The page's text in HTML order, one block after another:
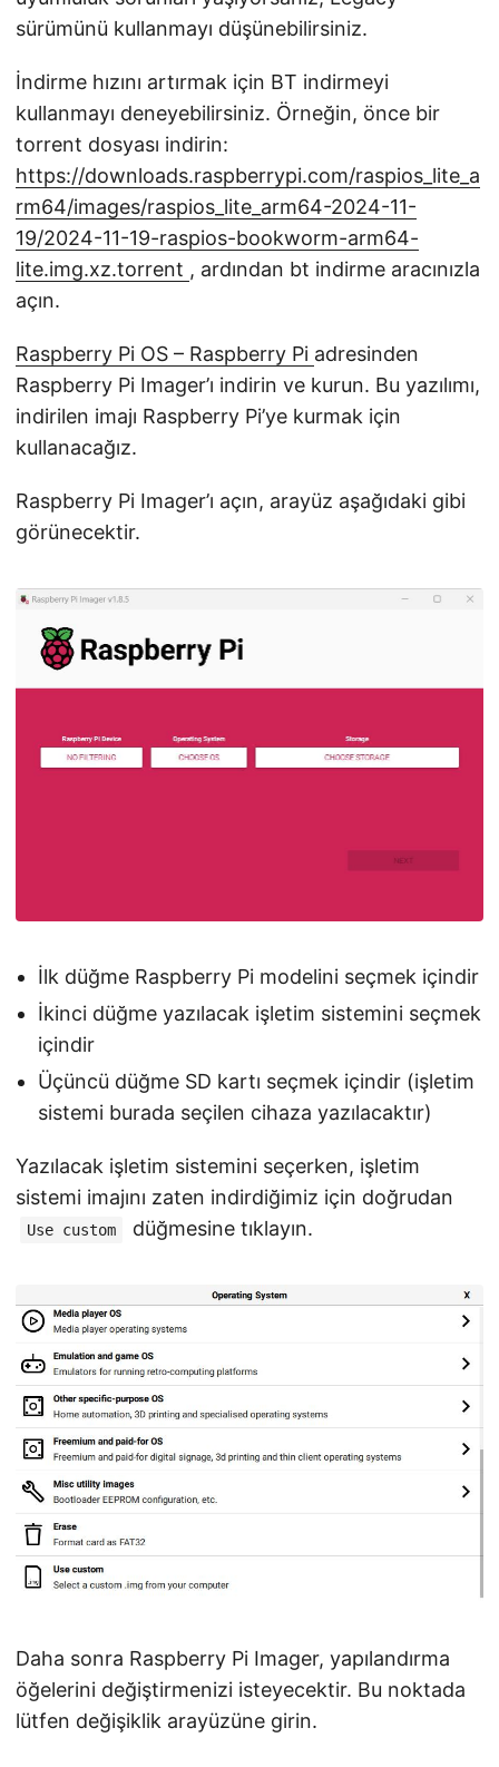
sürümünü kullanmayı düşünebilirsiniz.
İndirme hızını artırmak için BT indirmeyi
kullanmayı deneyebilirsiniz. Örneğin, önce bir
torrent dosyası indirin:
https://downloads.raspberrypi.com/raspios_lite_a
rm64/images/raspios_lite_arm64-2024-11-
19/2024-11-19-raspios-bookworm-arm64-
lite.img.xz.torrent , ardından bt indirme aracınızla
açın.
Raspberry Pi OS – Raspberry Pi adresinden
Raspberry Pi Imager’ı indirin ve kurun. Bu yazılımı,
indirilen imajı Raspberry Pi’ye kurmak için
kullanacağız.
Raspberry Pi Imager’ı açın, arayüz aşağıdaki gibi
görünecektir.
İlk düğme Raspberry Pi modelini seçmek içindir
İkinci düğme yazılacak işletim sistemini seçmek
içindir
Üçüncü düğme SD kartı seçmek içindir (işletim
sistemi burada seçilen cihaza yazılacaktır)
Yazılacak işletim sistemini seçerken, işletim
sistemi imajını zaten indirdiğimiz için doğrudan
Use custom düğmesine tıklayın.
Daha sonra Raspberry Pi Imager, yapılandırma
öğelerini değiştirmenizi isteyecektir. Bu noktada
lütfen değişiklik arayüzüne girin.